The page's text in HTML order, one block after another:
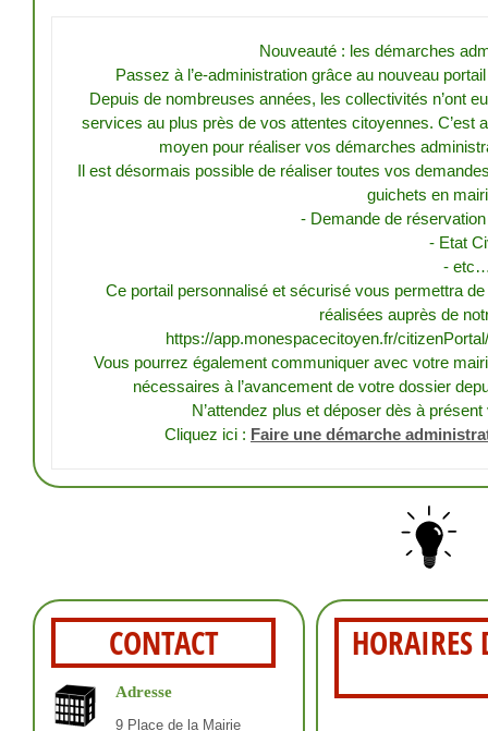
Nouveauté : les démarches
Passez à l’e-administration grâce au nouveau
Depuis de nombreuses années, les collectivités n’ont
services au plus près de vos attentes citoyennes. C’est
moyen pour réaliser vos démarches
Il est désormais possible de réaliser toutes vos
guichets en
- Demande de
- Etat
-
Ce portail personnalisé et sécurisé vous permettra
réalisées auprès de
https://app.monespacecitoyen.fr/
Vous pourrez également communiquer avec votre
nécessaires à l’avancement de votre dossier
N’attendez plus et déposer dès à
Cliquez ici : Faire une démarche
CONTACT
Adresse
9 Place de la Mairie
HORAIRES